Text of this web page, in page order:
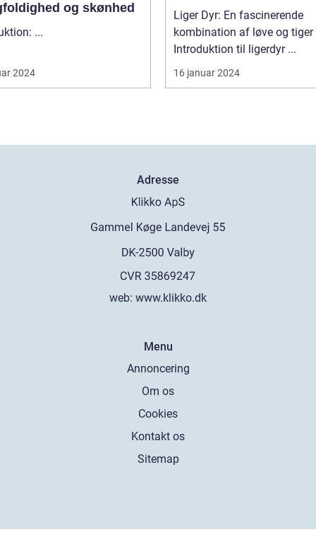
og skønhed
Introduktion: ...
2024
Liger Dyr: En fascinerende
kombination af løve og tiger
Introduktion til ligerdyr ...
16 januar 2024
Adresse
web: www.klikko.dk
Menu
Annoncering
Om os
Cookies
Kontakt os
Sitemap